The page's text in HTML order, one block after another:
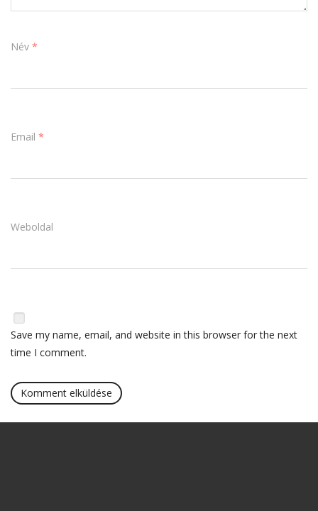
Név *
Email *
Weboldal
Save my name, email, and website in this browser for the next
time I comment.